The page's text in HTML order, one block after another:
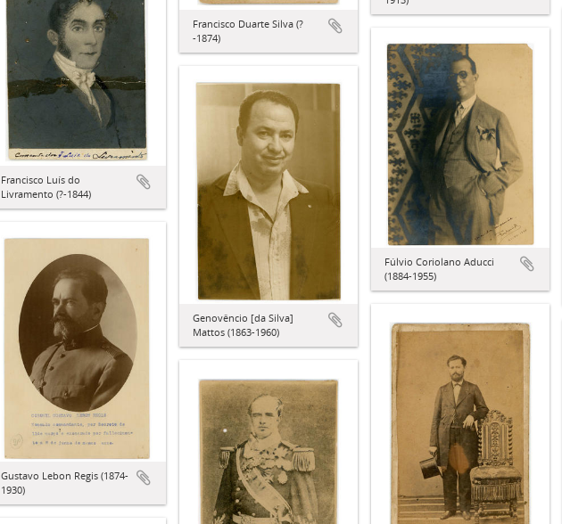
Francisco Duarte Silva (?
-1874)
Francisco Luís do
Livramento (?-1844)
Fúlvio Coriolano Aducci
(1884-1955)
Genovêncio [da Silva]
Mattos (1863-1960)
Gustavo Lebon Regis (1874-
1930)